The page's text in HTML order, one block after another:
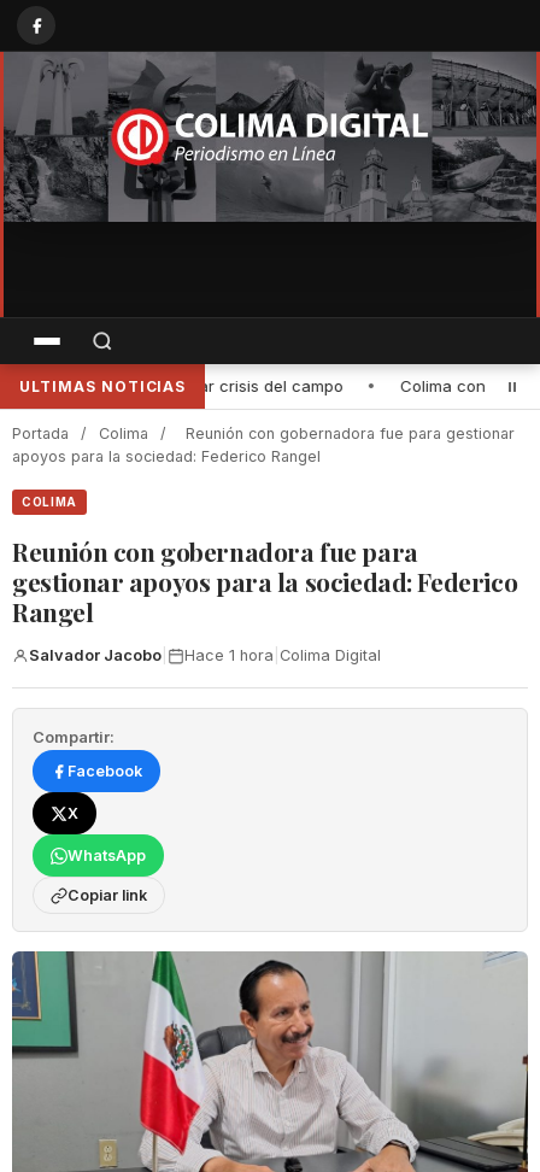
ULTIMAS NOTICIAS
el Mes de los Pueblos Indígenas con actividades culturales
Portada / Colima /
Reunión con gobernadora fue para gestionar
apoyos para la sociedad: Federico Rangel
COLIMA
Reunión con gobernadora fue para
gestionar apoyos para la sociedad: Federico
Rangel
Salvador Jacobo Hace 1 hora Colima Digital
Compartir:
Facebook
X
WhatsApp
Copiar link